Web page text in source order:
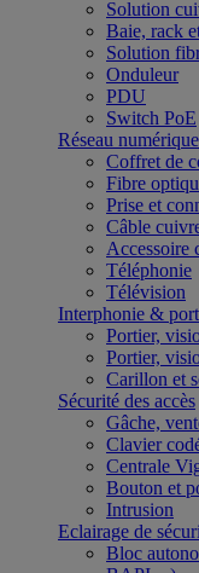
Solution
Baie, rack
Solution
Onduleur
PDU
Switch PoE
Réseau
Coffret de
Fibre
Prise et
Câble
Accessoire
Téléphonie
Télévision
Interphonie &
Portier,
Portier,
Carillon et
Sécurité des accès
Gâche,
Clavier
Centrale
Bouton et
Intrusion
Eclairage de
Bloc